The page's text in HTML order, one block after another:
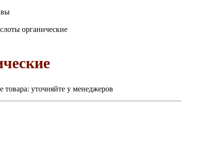
органические
товара: уточняйте у менеджеров